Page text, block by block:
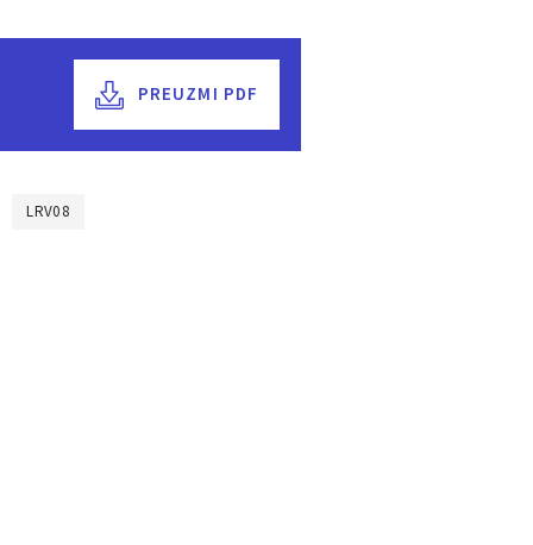
PREUZMI PDF
LRV08